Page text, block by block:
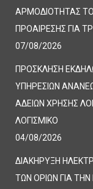
ΑΡΜΟΔΙΟΤΗΤΑΣ
ΠΡΟΑΙΡΕΣΗΣ ΓΙΑ
07/08/2026
ΠΡΟΣΚΛΗΣΗ
ΥΠΗΡΕΣΙΩΝ
ΑΔΕΙΩΝ ΧΡΗΣΗΣ
ΛΟΓΙΣΜΙΚΟ
04/08/2026
ΔΙΑΚΗΡΥΞΗ
ΤΩΝ ΟΡΙΩΝ ΓΙΑ